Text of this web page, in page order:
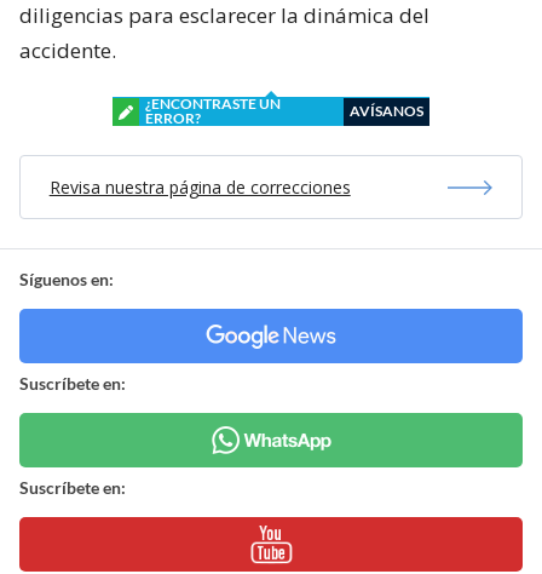
diligencias para esclarecer la dinámica del
accidente.
¿ENCONTRASTE UN
ERROR?
AVÍSANOS
Revisa nuestra página de correcciones
Síguenos en:
Suscríbete en:
Suscríbete en: